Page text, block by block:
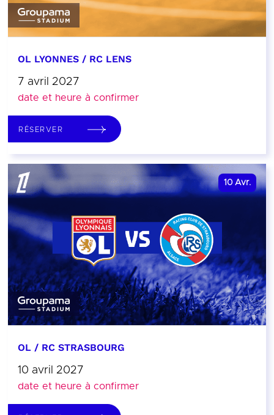
OL LYONNES / RC LENS
7 avril 2027
date et heure à confirmer
RÉSERVER
10 Avr.
OL / RC STRASBOURG
10 avril 2027
date et heure à confirmer